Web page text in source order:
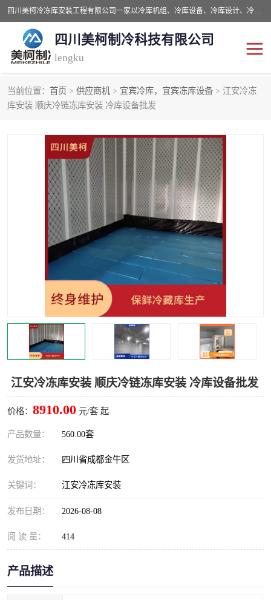
四川美柯冷冻库安装工程有限公司一家以冷库机组、冷库设备、冷库设计、冷冻库设备销售、冷库安装、冻库安装价格及技术服务为一体的综合企业，咨询热线：同等设备材料优惠10% 。公司各种类型安装组合式冷库、冷冻库、冷藏库、气调保鲜库、并提供成套设备供应、安装与调试、维护与维修、技术咨询、操作维修人员技术培训等
四川美柯制冷科技有限公司
lengku
当前位置： 首页 > 供应商机 > 宜宾冷库，宜宾冻库设备 > 江安冷冻
库安装 顺庆冷链冻库安装 冷库设备批发
江安冷冻库安装 顺庆冷链冻库安装 冷库设备批发
价格： 8910.00 元/套 起
产品数量： 560.00套
发货地址： 四川省成都金牛区
关键词： 江安冷冻库安装
发布日期： 2026-08-08
阅 读 量： 414
产品描述
冷库安装，冷库价格 四川冷库，四川冻库安装
成都冻库，成都冻库价格 绵阳冻库,绵阳保鲜冷库
德阳冻库安装，德阳冷库 广元冻库安装,广元冻库造
价
南充冻库设计,南充冻库安 遂宁冻库
资阳冻库，资阳冻库安装 泸州冻库，泸州冷库
乐山冻库,乐山保鲜冷库 自贡冻库组装
雅安冷库,雅安冻库 攀枝花冻库
内江冷库，内江冻库 宜宾冷库，宜宾冻库设备